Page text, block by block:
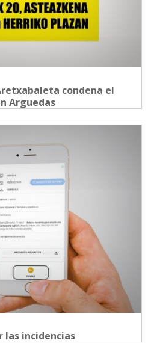
condena el
Arguedas
las incidencias